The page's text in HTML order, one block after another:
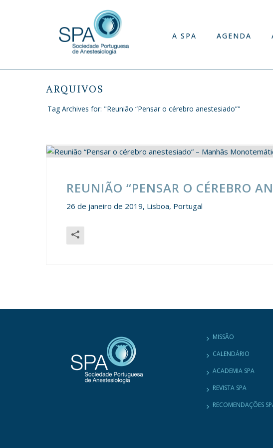
A SPA AGENDA
ARQUIVOS
Tag Archives for: "Reunião “Pensar o cérebro anestesiado”"
REUNIÃO “PENSAR O CÉREBRO
26 de janeiro de 2019, Lisboa, Portugal
MISSÃO
CALENDÁRIO
ACADEMIA SPA
REVISTA SPA
RECOMENDAÇÕES